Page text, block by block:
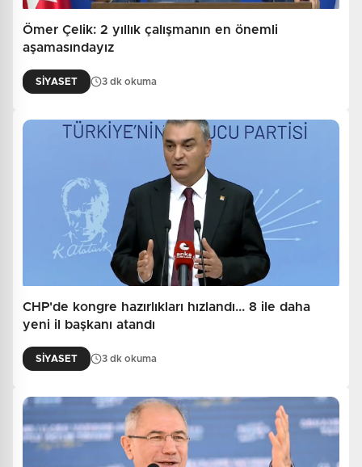
Ömer Çelik: 2 yıllık çalışmanın en önemli
aşamasındayız
SİYASET 3 dk okuma
CHP'de kongre hazırlıkları hızlandı... 8 ile daha
yeni il başkanı atandı
SİYASET 3 dk okuma